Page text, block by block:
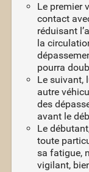
Le premier
contact
réduisant
la
pourra
Le suivant,
autre
des
avant le
Le
toute
sa fatigue,
vigilant,